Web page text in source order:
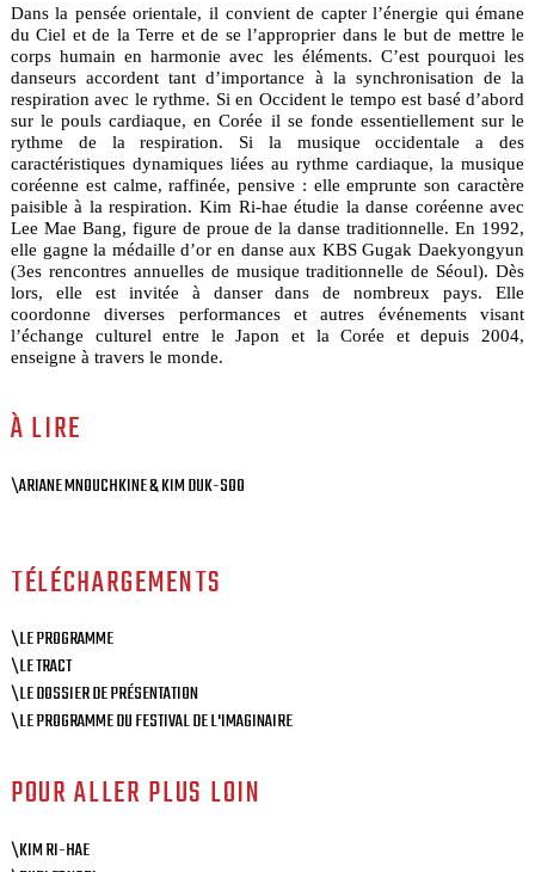
Dans la pensée orientale, il convient de capter l’énergie qui émane
du Ciel et de la Terre et de se l’approprier dans le but de mettre le
corps humain en harmonie avec les éléments. C’est pourquoi les
danseurs accordent tant d’importance à la synchronisation de la
respiration avec le rythme. Si en Occident le tempo est basé d’abord
sur le pouls cardiaque, en Corée il se fonde essentiellement sur le
rythme de la respiration. Si la musique occidentale a des
caractéristiques dynamiques liées au rythme cardiaque, la musique
coréenne est calme, raffinée, pensive : elle emprunte son caractère
paisible à la respiration. Kim Ri-hae étudie la danse coréenne avec
Lee Mae Bang, figure de proue de la danse traditionnelle. En 1992,
elle gagne la médaille d’or en danse aux KBS Gugak Daekyongyun
(3es rencontres annuelles de musique traditionnelle de Séoul). Dès
lors, elle est invitée à danser dans de nombreux pays. Elle
coordonne diverses performances et autres événements visant
l’échange culturel entre le Japon et la Corée et depuis 2004,
enseigne à travers le monde.
À LIRE
\ARIANE MNOUCHKINE & KIM DUK-SOO
TÉLÉCHARGEMENTS
\LE PROGRAMME
\LE TRACT
\LE DOSSIER DE PRÉSENTATION
\LE PROGRAMME DU FESTIVAL DE L'IMAGINAIRE
POUR ALLER PLUS LOIN
\KIM RI-HAE